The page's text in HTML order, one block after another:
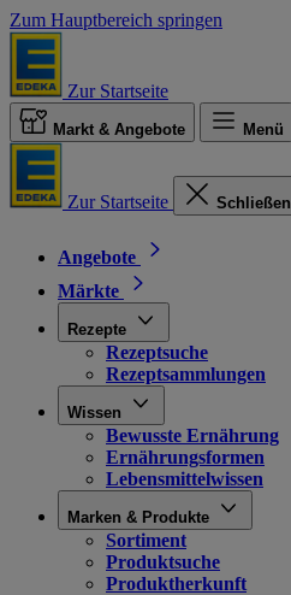
Zum Hauptbereich springen
Zur Startseite
Markt & Angebote Menü
Zur Startseite Schließen
Angebote
Märkte
Rezepte
Rezeptsuche
Rezeptsammlungen
Wissen
Bewusste Ernährung
Ernährungsformen
Lebensmittelwissen
Marken & Produkte
Sortiment
Produktsuche
Produktherkunft